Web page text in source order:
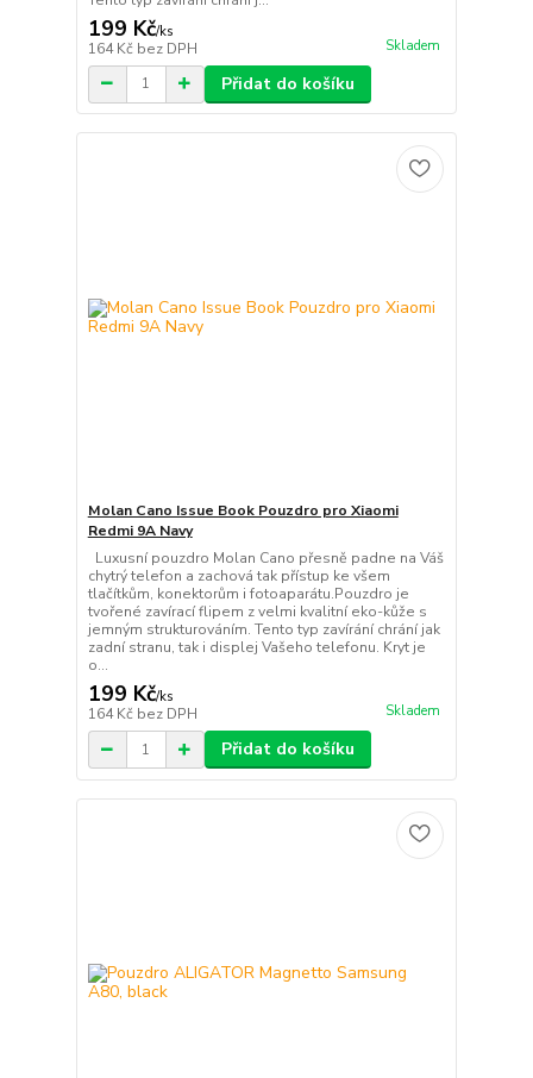
199 Kč/ks
164 Kč bez DPH Skladem
Přidat do košíku
Molan Cano Issue Book Pouzdro pro Xiaomi
Redmi 9A Navy
Luxusní pouzdro Molan Cano přesně padne na Váš
chytrý telefon a zachová tak přístup ke všem
tlačítkům, konektorům i fotoaparátu.Pouzdro je
tvořené zavírací flipem z velmi kvalitní eko-kůže s
jemným strukturováním. Tento typ zavírání chrání jak
zadní stranu, tak i displej Vašeho telefonu. Kryt je
o...
199 Kč/ks
164 Kč bez DPH Skladem
Přidat do košíku